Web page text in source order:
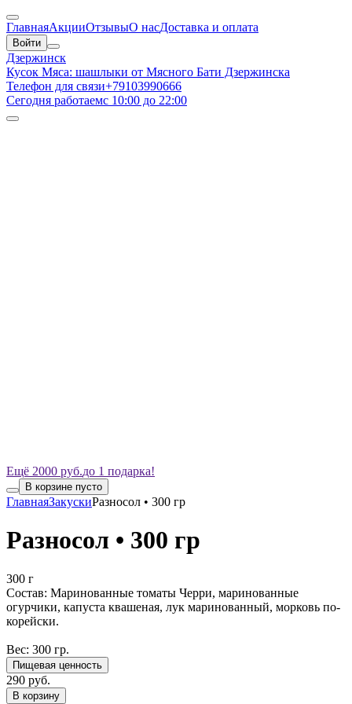
ГлавнаяАкцииОтзывыО насДоставка и оплата
Войти
Дзержинск
Кусок Мяса: шашлыки от Мясного Бати Дзержинска
Телефон для связи+79103990666
Сегодня работаемс 10:00 до 22:00
Ещё 2000 руб.до 1 подарка!
В корзине пусто
ГлавнаяЗакускиРазносол • 300 гр
Разносол • 300 гр
300 г
Состав: Маринованные томаты Черри, маринованные
огурчики, капуста квашеная, лук маринованный, морковь по-
корейски.
Вес: 300 гр.
Пищевая ценность
290 руб.
В корзину